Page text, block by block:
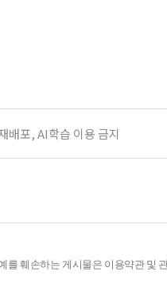
배포, AI학습 이용 금지